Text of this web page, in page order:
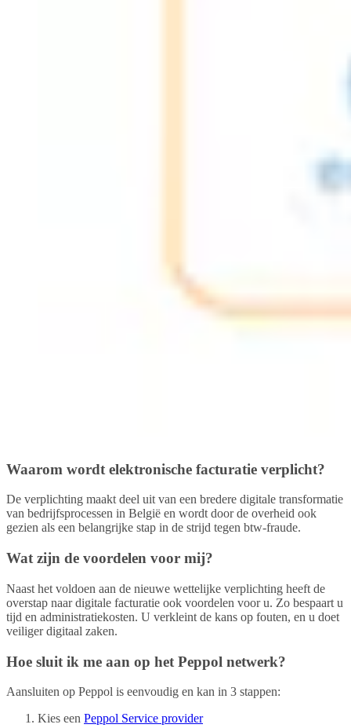
Waarom wordt elektronische facturatie verplicht?
De verplichting maakt deel uit van een bredere digitale transformatie
van bedrijfsprocessen in België en wordt door de overheid ook
gezien als een belangrijke stap in de strijd tegen btw-fraude.
Wat zijn de voordelen voor mij?
Naast het voldoen aan de nieuwe wettelijke verplichting heeft de
overstap naar digitale facturatie ook voordelen voor u. Zo bespaart u
tijd en administratiekosten. U verkleint de kans op fouten, en u doet
veiliger digitaal zaken.
Hoe sluit ik me aan op het Peppol netwerk?
Aansluiten op Peppol is eenvoudig en kan in 3 stappen:
Kies een Peppol Service provider